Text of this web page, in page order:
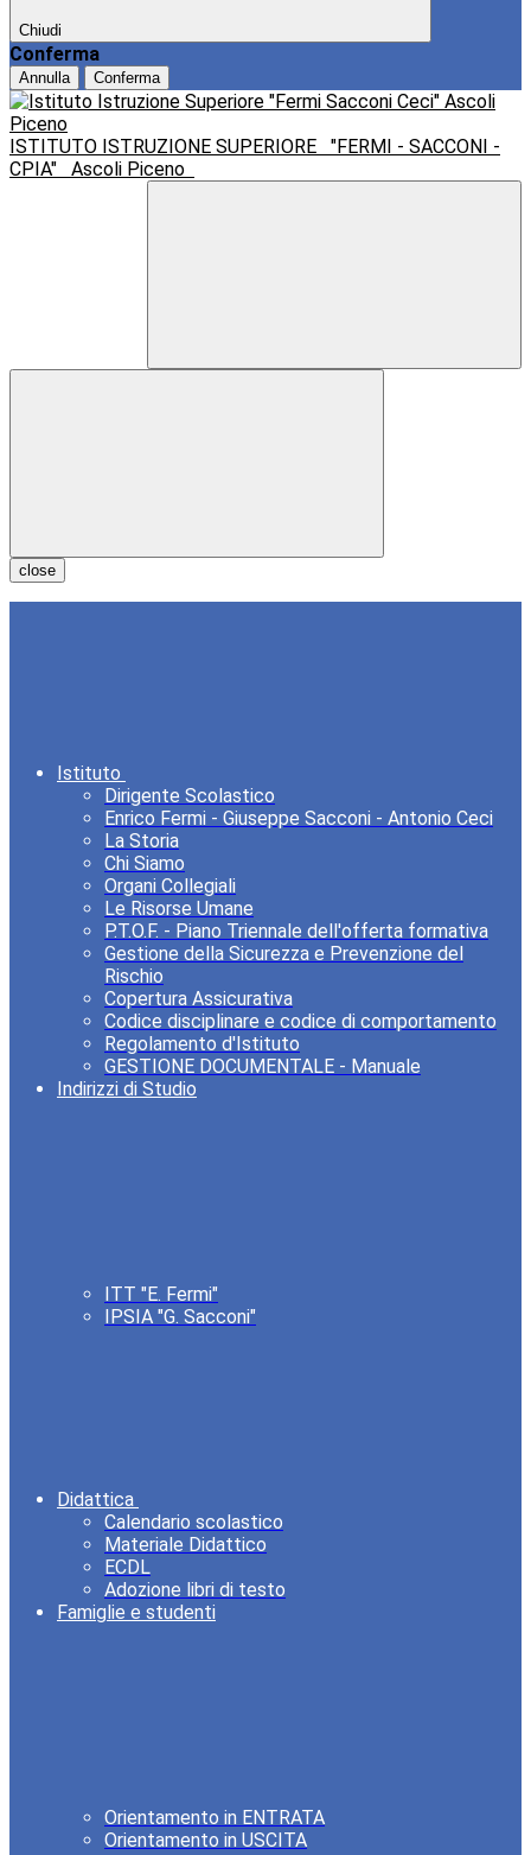
Chiudi
Conferma
Annulla Conferma
ISTITUTO ISTRUZIONE SUPERIORE
"FERMI - SACCONI -
CPIA"
Ascoli Piceno
close
Istituto
Dirigente Scolastico
Enrico Fermi - Giuseppe Sacconi - Antonio Ceci
La Storia
Chi Siamo
Organi Collegiali
Le Risorse Umane
P.T.O.F. - Piano Triennale dell'offerta formativa
Gestione della Sicurezza e Prevenzione del
Rischio
Copertura Assicurativa
Codice disciplinare e codice di comportamento
Regolamento d'Istituto
GESTIONE DOCUMENTALE - Manuale
Indirizzi di Studio
ITT "E. Fermi"
IPSIA "G. Sacconi"
Didattica
Calendario scolastico
Materiale Didattico
ECDL
Adozione libri di testo
Famiglie e studenti
Orientamento in ENTRATA
Orientamento in USCITA